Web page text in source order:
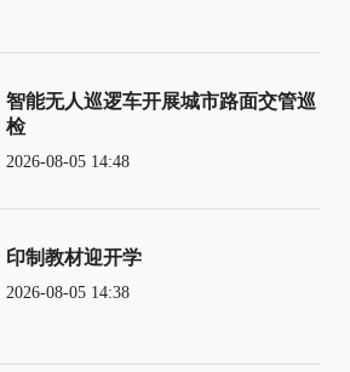
智能无人巡逻车开展城市路面交管巡
检
2026-08-05 14:48
印制教材迎开学
2026-08-05 14:38